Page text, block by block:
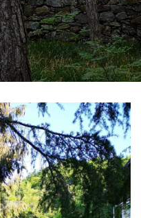
L
E